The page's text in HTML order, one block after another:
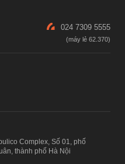
024 7309 5555
Complex, Số 01, phố
thành phố Hà Nội